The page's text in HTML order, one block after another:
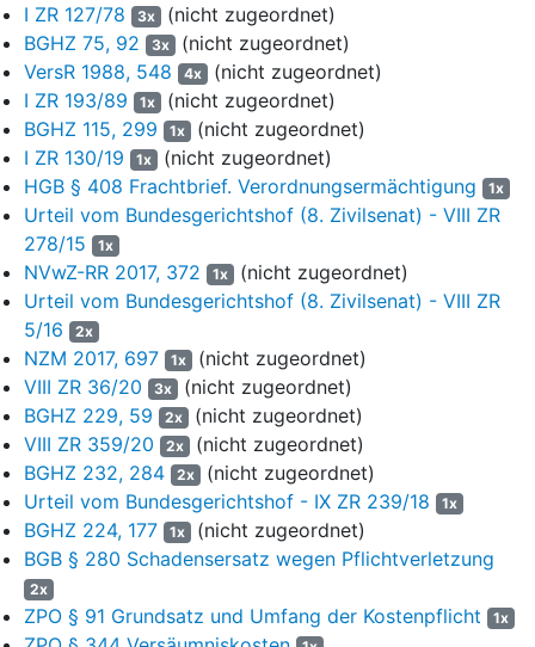
daraufhin der Firma C. d.o.o. (im Folgenden nur C.) den Auftrag,
den Transport für sie durchzuführen. Diese unterbeauftragte
sodann den Beklagten als Unterfrachtführer mit der Ausführung
der Beförderung.
5
Am 16. Juli 2020 stellte die Firma K. GmbH das Transportgut
auf fünf Paletten in H. zur Abholung bereit. Bei Abholung der
Ware durch den Fahrer des Beklagten stellte die K. GmbH einen
CMR-Frachtbrief in vierfacher Ausfertigung aus, der die K.
GmbH als Absenderin ausweist und von einem Vertreter der K.
und dem Beklagten als Frachtführer unterzeichnet wurde. Die
Original-Ausfertigung des Frachtbriefes verblieb bei der K.
GmbH, ein Durchschlag wurde dem Frachtführer ausgehändigt,
ein weiteres Exemplar diente als Warenbegleitpapier für das
Transportgut, und eine Ausfertigung sollte der Warenempfängerin
am Entladeort übergeben werden. In dem Frachtbrief war als
Empfängerin des Transportgutes die Firma G.Kabelwerke in P./
Republik Österreich eingetragen.
6
Wegen der Einzelheiten nimmt der Senat auf den als Anlage
K 4 vorgelegten CMR-Frachtbrief mit der Nr. 8211701 vom
16. Juli 2020 – Sonderheft – Bezug.
7
Bereits vor Übernahme der Ware durch den Fahrer des
Beklagten hatte dieser am 15. Juli 2020 von seiner
I ZR 127/78 3x (nicht zugeordnet)
BGHZ 75, 92
3x (nicht zugeordnet)
VersR 1988, 548
4x (nicht zugeordnet)
I ZR 193/89
1x (nicht zugeordnet)
BGHZ 115, 299
1x (nicht zugeordnet)
I ZR 130/19
1x (nicht zugeordnet)
HGB § 408 Frachtbrief. Verordnungsermächtigung
1x
Urteil vom Bundesgerichtshof (8. Zivilsenat) - VIII ZR
278/15
1x
NVwZ-RR 2017, 372 1x (nicht zugeordnet)
Urteil vom Bundesgerichtshof (8. Zivilsenat) - VIII ZR
5/16
2x
NZM 2017, 697 1x (nicht zugeordnet)
VIII ZR 36/20
3x (nicht zugeordnet)
BGHZ 229, 59
2x (nicht zugeordnet)
VIII ZR 359/20
2x (nicht zugeordnet)
BGHZ 232, 284
2x (nicht zugeordnet)
Urteil vom Bundesgerichtshof - IX ZR 239/18
1x
BGHZ 224, 177 1x (nicht zugeordnet)
BGB § 280 Schadensersatz wegen Pflichtverletzung
2x
ZPO § 91 Grundsatz und Umfang der Kostenpflicht 1x